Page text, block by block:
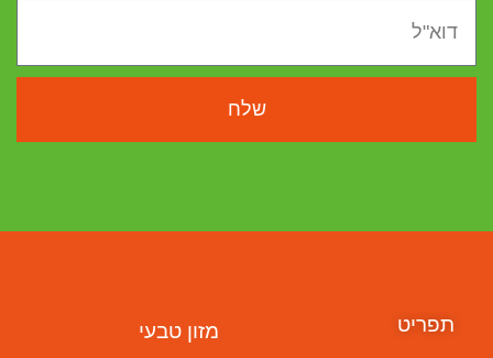
שלח
תפריט מזון טבעי